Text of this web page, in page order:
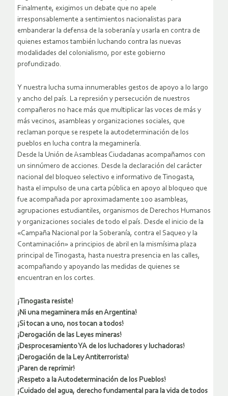
Finalmente, exigimos un debate que no apele
irresponsablemente a sentimientos nacionalistas para
embanderar la defensa de la soberanía y usarla en contra de
quienes estamos también luchando contra las nuevas
modalidades del colonialismo, por este gobierno
profundizado.
Y nuestra lucha suma innumerables gestos de apoyo a lo largo
y ancho del país. La represión y persecución de nuestros
compañeros no hace más que multiplicar las voces de más y
más vecinos, asambleas y organizaciones sociales, que
reclaman porque se respete la autodeterminación de los
pueblos en lucha contra la megaminería.
Desde la Unión de Asambleas Ciudadanas acompañamos con
un sinnúmero de acciones. Desde la declaración del carácter
nacional del bloqueo selectivo e informativo de Tinogasta,
hasta el impulso de una carta pública en apoyo al bloqueo que
fue acompañada por aproximadamente 100 asambleas,
agrupaciones estudiantiles, organismos de Derechos Humanos
y organizaciones sociales de todo el país. Desde el inicio de la
«Campaña Nacional por la Soberanía, contra el Saqueo y la
Contaminación» a principios de abril en la mismísima plaza
principal de Tinogasta, hasta nuestra presencia en las calles,
acompañando y apoyando las medidas de quienes se
encuentran en los cortes.
¡Tinogasta resiste!
¡Ni una megaminera más en Argentina!
¡Si tocan a uno, nos tocan a todos!
¡Derogación de las Leyes mineras!
¡Desprocesamiento YA de los luchadores y luchadoras!
¡Derogación de la Ley Antiterrorista!
¡Paren de reprimir!
¡Respeto a la Autodeterminación de los Pueblos!
¡Cuidado del agua, derecho fundamental para la vida de todos